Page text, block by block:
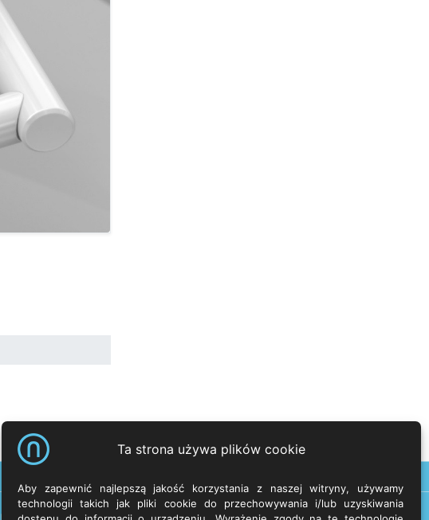
Ta strona używa plików cookie
Aby zapewnić najlepszą jakość korzystania z naszej witryny, używamy
technologii takich jak pliki cookie do przechowywania i/lub uzyskiwania